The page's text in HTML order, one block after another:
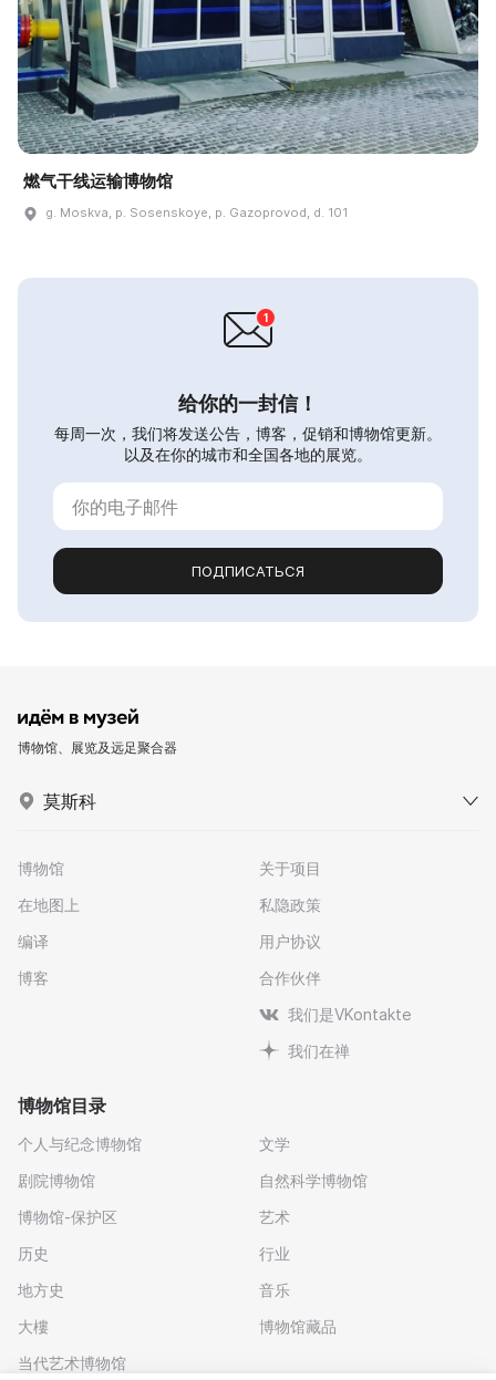
燃气干线运输博物馆
g. Moskva, p. Sosenskoye, p. Gazoprovod, d. 101
给你的一封信！
每周一次，我们将发送公告，博客，促销和博物馆更新。
以及在你的城市和全国各地的展览。
ПОДПИСАТЬСЯ
博物馆、展览及远足聚合器
莫斯科
博物馆
在地图上
编译
博客
关于项目
私隐政策
用户协议
合作伙伴
我们是VKontakte
我们在禅
博物馆目录
个人与纪念博物馆
剧院博物馆
博物馆-保护区
历史
地方史
大樓
当代艺术博物馆
文学
自然科学博物馆
艺术
行业
音乐
博物馆藏品